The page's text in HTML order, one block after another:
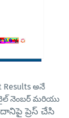
అనే
నెంబర్ మరియు
దానిపై ప్రెస్ చేసి